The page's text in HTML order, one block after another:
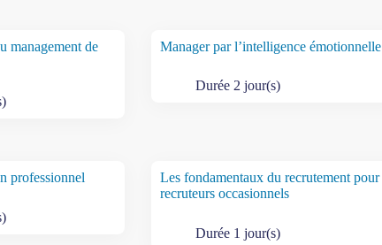
management de
Manager par l’intelligence émotionnelle
Durée 2 jour(s)
professionnel
Les fondamentaux du recrutement pour
recruteurs occasionnels
Durée 1 jour(s)